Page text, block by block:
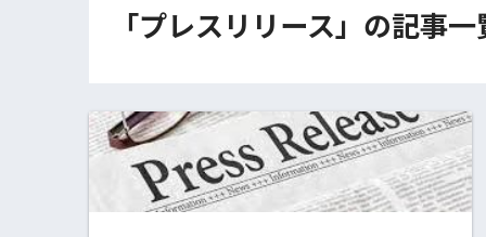
「プレスリリース」の記事一